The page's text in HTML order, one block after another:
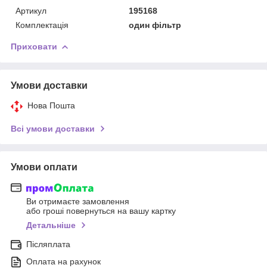
Артикул
195168
Комплектація
один фільтр
Приховати
Умови доставки
Нова Пошта
Всі умови доставки
Умови оплати
Ви отримаєте замовлення
або гроші повернуться на вашу картку
Детальніше
Післяплата
Оплата на рахунок